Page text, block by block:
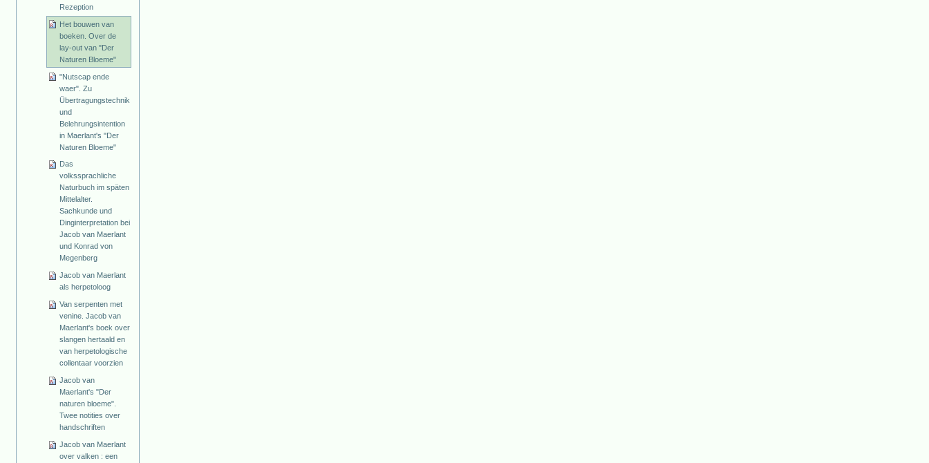
Rezeption
Het bouwen van
boeken. Over de
lay-out van "Der
Naturen Bloeme"
"Nutscap ende
waer". Zu
Übertragungstechnik
und
Belehrungsintention
in Maerlant's "Der
Naturen Bloeme"
Das
volkssprachliche
Naturbuch im späten
Mittelalter.
Sachkunde und
Dinginterpretation bei
Jacob van Maerlant
und Konrad von
Megenberg
Jacob van Maerlant
als herpetoloog
Van serpenten met
venine. Jacob van
Maerlant's boek over
slangen hertaald en
van herpetologische
collentaar voorzien
Jacob van
Maerlant's "Der
naturen bloeme".
Twee notities over
handschriften
Jacob van Maerlant
over valken : een